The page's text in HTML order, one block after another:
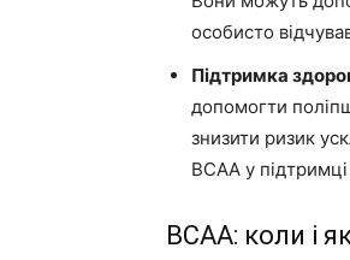
особисто
Підтримка
допомогти
знизити ризик
BCAA у
BCAA: коли і